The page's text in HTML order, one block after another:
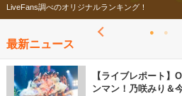
LiveFans調べのオリジナルランキング！
最新ニュース
【ライブレポート】
ンマン！乃咲みり＆